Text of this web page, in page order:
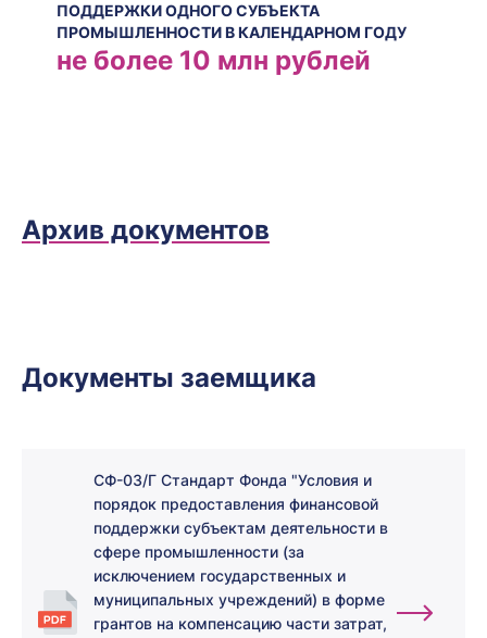
ПОДДЕРЖКИ ОДНОГО СУБЪЕКТА
ПРОМЫШЛЕННОСТИ В КАЛЕНДАРНОМ ГОДУ
не более 10 млн рублей
Архив документов
Документы заемщика
СФ-03/Г Стандарт Фонда "Условия и
порядок предоставления финансовой
поддержки субъектам деятельности в
сфере промышленности (за
исключением государственных и
муниципальных учреждений) в форме
грантов на компенсацию части затрат,